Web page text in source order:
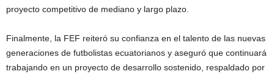
proyecto competitivo de mediano y largo plazo.
Finalmente, la FEF reiteró su confianza en el talento de las nuevas
generaciones de futbolistas ecuatorianos y aseguró que continuará
trabajando en un proyecto de desarrollo sostenido, respaldado por